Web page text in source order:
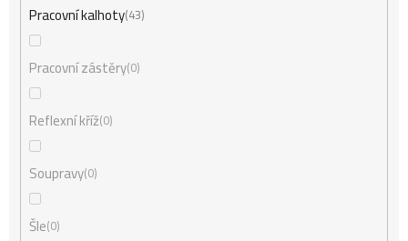
Pracovní kalhoty 43
Pracovní zástěry 0
Reflexní kříž 0
Soupravy 0
Šle 0